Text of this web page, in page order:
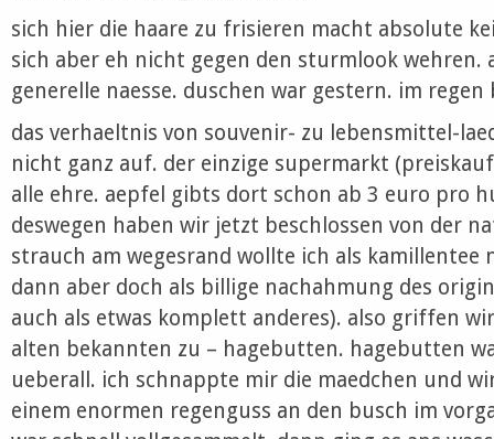
sich hier die haare zu frisieren macht absolute
sich aber eh nicht gegen den sturmlook wehren.
generelle naesse. duschen war gestern. im
das verhaeltnis von souvenir- zu lebensmittel-
nicht ganz auf. der einzige supermarkt
alle ehre. aepfel gibts dort schon ab 3 euro pro
deswegen haben wir jetzt beschlossen von der
strauch am wegesrand wollte ich als kamillentee
dann aber doch als billige nachahmung des
auch als etwas komplett anderes). also griffen
alten bekannten zu – hagebutten. hagebutten
ueberall. ich schnappte mir die maedchen und
einem enormen regenguss an den busch im